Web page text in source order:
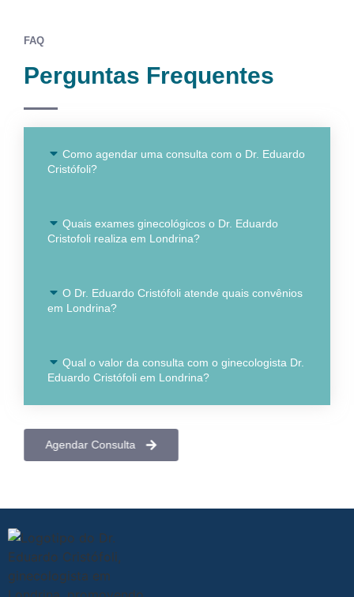
FAQ
Perguntas Frequentes
Como agendar uma consulta com o Dr. Eduardo
Cristófoli?
Quais exames ginecológicos o Dr. Eduardo
Cristofoli realiza em Londrina?
O Dr. Eduardo Cristófoli atende quais convênios
em Londrina?
Qual o valor da consulta com o ginecologista Dr.
Eduardo Cristófoli em Londrina?
Agendar Consulta